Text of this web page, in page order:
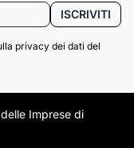
ISCRIVITI
privacy dei dati del
Imprese di